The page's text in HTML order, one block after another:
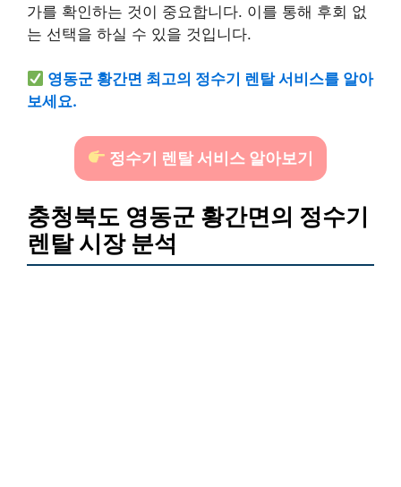
가를 확인하는 것이 중요합니다. 이를 통해 후회 없
는 선택을 하실 수 있을 것입니다.
영동군 황간면 최고의 정수기 렌탈 서비스를 알아
보세요.
정수기 렌탈 서비스 알아보기
충청북도 영동군 황간면의 정수기
렌탈 시장 분석